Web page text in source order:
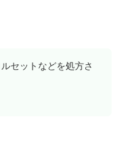
セットなどを処方さ